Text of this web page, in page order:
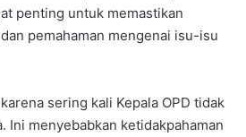
penting untuk memastikan
pemahaman mengenai isu-isu
sering kali Kepala OPD tidak
Ini menyebabkan ketidakpahaman